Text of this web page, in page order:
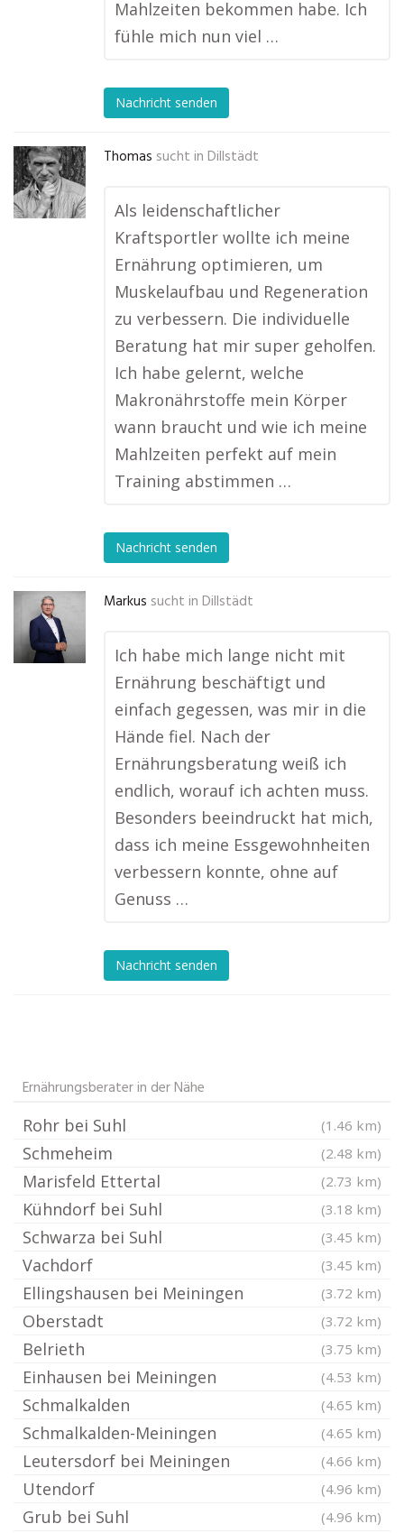
Mahlzeiten bekommen habe. Ich
fühle mich nun viel …
Nachricht senden
Thomas sucht in Dillstädt
Als leidenschaftlicher
Kraftsportler wollte ich meine
Ernährung optimieren, um
Muskelaufbau und Regeneration
zu verbessern. Die individuelle
Beratung hat mir super geholfen.
Ich habe gelernt, welche
Makronährstoffe mein Körper
wann braucht und wie ich meine
Mahlzeiten perfekt auf mein
Training abstimmen …
Nachricht senden
Markus sucht in Dillstädt
Ich habe mich lange nicht mit
Ernährung beschäftigt und
einfach gegessen, was mir in die
Hände fiel. Nach der
Ernährungsberatung weiß ich
endlich, worauf ich achten muss.
Besonders beeindruckt hat mich,
dass ich meine Essgewohnheiten
verbessern konnte, ohne auf
Genuss …
Nachricht senden
Ernährungsberater in der Nähe
Rohr bei Suhl (1.46 km)
Schmeheim (2.48 km)
Marisfeld Ettertal (2.73 km)
Kühndorf bei Suhl (3.18 km)
Schwarza bei Suhl (3.45 km)
Vachdorf (3.45 km)
Ellingshausen bei Meiningen (3.72 km)
Oberstadt (3.72 km)
Belrieth (3.75 km)
Einhausen bei Meiningen (4.53 km)
Schmalkalden (4.65 km)
Schmalkalden-Meiningen (4.65 km)
Leutersdorf bei Meiningen (4.66 km)
Utendorf (4.96 km)
Grub bei Suhl (4.96 km)